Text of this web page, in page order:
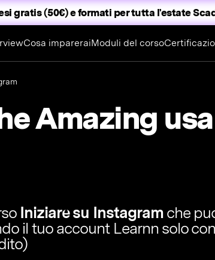
gratis (50€) e formati per tutta l'estate
Cosa impareraiModuli del corso
Amazing usa
Iniziare su Instagramche
il tuo account Learnn solo con